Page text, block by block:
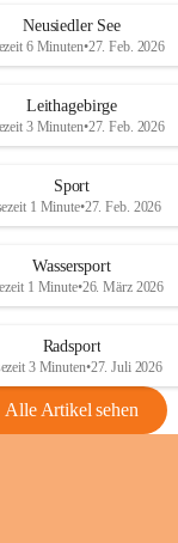
wirtschaftlichen
Nr. 18
r
S
Neusiedler See
6 Minuten•27. Feb. 2026
Leithagebirge
3 Minuten•27. Feb. 2026
Sport
1 Minute•27. Feb. 2026
Wassersport
1 Minute•26. März 2026
Radsport
3 Minuten•27. Juli 2026
Alle Artikel sehen